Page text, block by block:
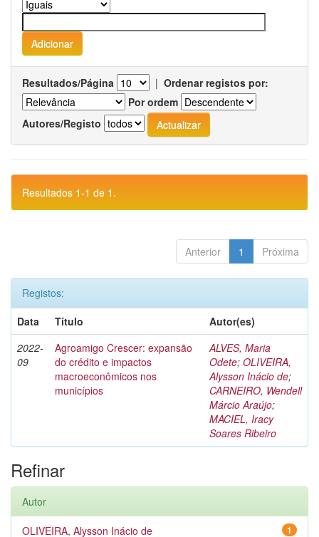
Resultados/Página | Ordenar registos por:
Por ordem
Autores/Registo
Resultados 1-1 de 1.
Anterior 1 Próxima
Registos:
Data
Título
Autor(es)
2022-
09
Agroamigo Crescer: expansão
do crédito e impactos
macroeconômicos nos
municípios
ALVES, Maria
Odete; OLIVEIRA,
Alysson Inácio de;
CARNEIRO, Wendell
Márcio Araújo;
MACIEL, Iracy
Soares Ribeiro
Refinar
Autor
1
OLIVEIRA, Alysson Inácio de